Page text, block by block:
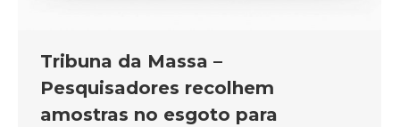
Tribuna da Massa –
Pesquisadores recolhem
amostras no esgoto para